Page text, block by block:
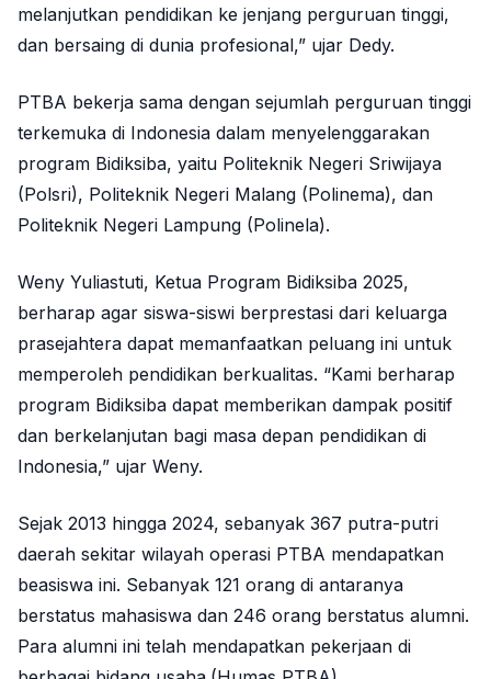
melanjutkan pendidikan ke jenjang perguruan tinggi,
dan bersaing di dunia profesional,” ujar Dedy.
PTBA bekerja sama dengan sejumlah perguruan tinggi
terkemuka di Indonesia dalam menyelenggarakan
program Bidiksiba, yaitu Politeknik Negeri Sriwijaya
(Polsri), Politeknik Negeri Malang (Polinema), dan
Politeknik Negeri Lampung (Polinela).
Weny Yuliastuti, Ketua Program Bidiksiba 2025,
berharap agar siswa-siswi berprestasi dari keluarga
prasejahtera dapat memanfaatkan peluang ini untuk
memperoleh pendidikan berkualitas. “Kami berharap
program Bidiksiba dapat memberikan dampak positif
dan berkelanjutan bagi masa depan pendidikan di
Indonesia,” ujar Weny.
Sejak 2013 hingga 2024, sebanyak 367 putra-putri
daerah sekitar wilayah operasi PTBA mendapatkan
beasiswa ini. Sebanyak 121 orang di antaranya
berstatus mahasiswa dan 246 orang berstatus alumni.
Para alumni ini telah mendapatkan pekerjaan di